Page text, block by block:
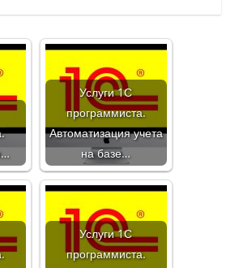
Услуги 1С
программиста.
Автоматизация учета
на базе…
Услуги 1С
программиста.